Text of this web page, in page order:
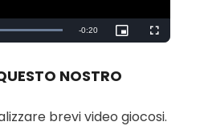
Loaded:
Remaining
-0:20
Picture-
in-
Fullscreen
NOSTRO
brevi video giocosi.